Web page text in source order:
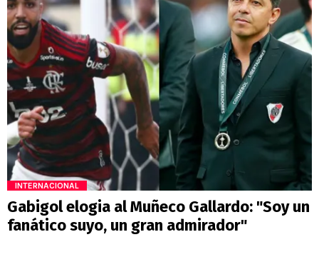
INTERNACIONAL
Gabigol elogia al Muñeco Gallardo: "Soy un
fanático suyo, un gran admirador"